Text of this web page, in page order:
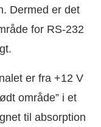
Dermed er det
for RS-232
er fra +12 V
område” i et
til absorption